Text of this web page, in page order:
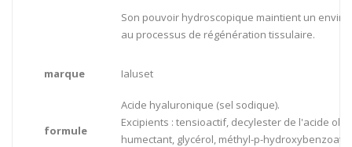
Son pouvoir hydroscopique maintient un
au processus de régénération tissulaire.
marque Ialuset
formule
Acide hyaluronique (sel sodique).
Excipients : tensioactif, decylester de l'acide
humectant, glycérol, méthyl-p-